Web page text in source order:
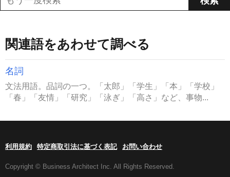
関連語をあわせて調べる
名詞
文法用語。品詞の一つ。「太郎」「学生」「本」「学校」
「春」「友情」「研究」「泳ぎ」「高さ」など、事物...
利用規約 特定商取引法に基づく表記 お問い合わせ
Copyright © Business Architect Inc. All Rights Reserved.